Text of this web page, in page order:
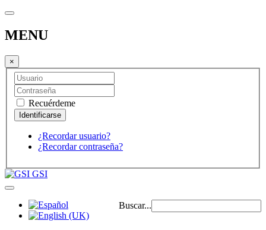
MENU
×
Recuérdeme
¿Recordar usuario?
¿Recordar contraseña?
GSI
Buscar...